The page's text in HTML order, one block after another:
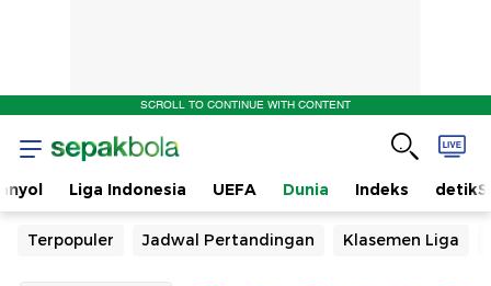
SCROLL TO CONTINUE WITH CONTENT
Liga Indonesia UEFA Dunia Indeks
Terpopuler Jadwal Pertandingan Klasemen Liga